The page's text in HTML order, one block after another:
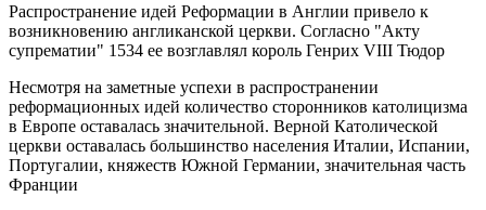
Распространение идей Реформации в Англии привело к
возникновению англиканской церкви. Согласно "Акту
супрематии" 1534 ее возглавлял король Генрих VIII Тюдор
Несмотря на заметные успехи в распространении
реформационных идей количество сторонников католицизма
в Европе оставалась значительной. Верной Католической
церкви оставалась большинство населения Италии, Испании,
Португалии, княжеств Южной Германии, значительная часть
Франции